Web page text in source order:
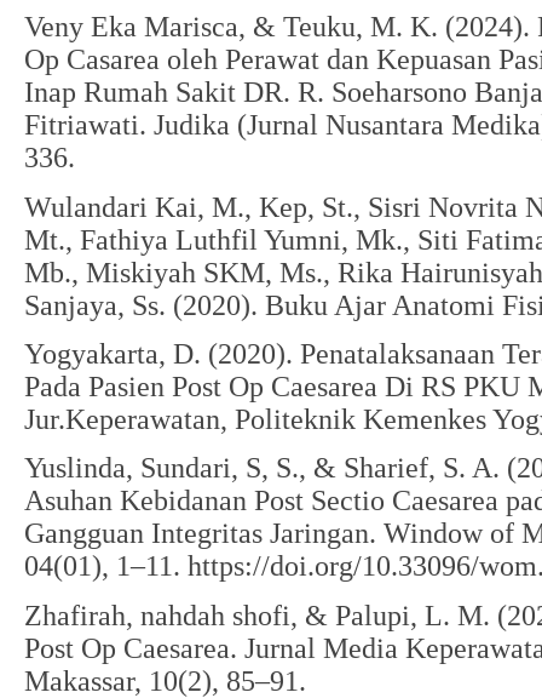
Veny Eka Marisca, & Teuku, M. K. (2024).
Op Casarea oleh Perawat dan Kepuasan
Inap Rumah Sakit DR. R. Soeharsono
Fitriawati. Judika (Jurnal Nusantara
336.
Wulandari Kai, M., Kep, St., Sisri Novrita
Mt., Fathiya Luthfil Yumni, Mk., Siti
Mb., Miskiyah SKM, Ms., Rika
Sanjaya, Ss. (2020). Buku Ajar Anatomi
Yogyakarta, D. (2020). Penatalaksanaan
Pada Pasien Post Op Caesarea Di RS
Jur.Keperawatan, Politeknik Kemenkes
Yuslinda, Sundari, S, S., & Sharief, S. A.
Asuhan Kebidanan Post Sectio Caesarea
Gangguan Integritas Jaringan. Window of
04(01), 1–11. https://doi.org/10.33096/
Zhafirah, nahdah shofi, & Palupi, L. M.
Post Op Caesarea. Jurnal Media
Makassar, 10(2), 85–91.